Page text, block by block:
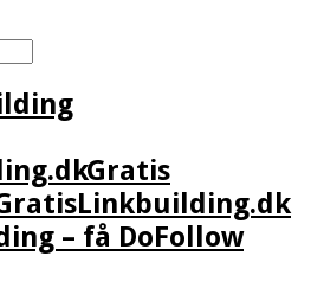
Gratis
– få DoFollow